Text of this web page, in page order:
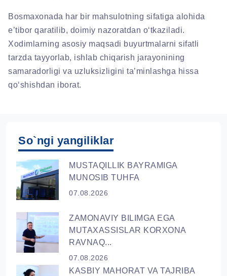
Bosmaxonada har bir mahsulotning sifatiga alohida
e’tibor qaratilib, doimiy nazoratdan o‘tkaziladi.
Xodimlarning asosiy maqsadi buyurtmalarni sifatli
tarzda tayyorlab, ishlab chiqarish jarayonining
samaradorligi va uzluksizligini ta’minlashga hissa
qo‘shishdan iborat.
So`ngi yangiliklar
MUSTAQILLIK BAYRAMIGA
MUNOSIB TUHFA
07.08.2026
ZAMONAVIY BILIMGA EGA
MUTAXASSISLAR KORXONA
RAVNAQ...
07.08.2026
KASBIY MAHORAT VA TAJRIBA